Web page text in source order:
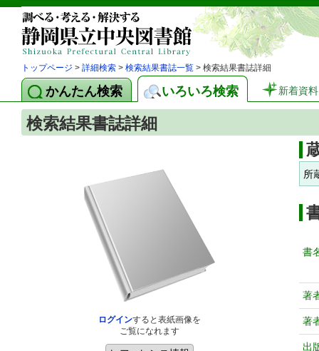
トップページ > 詳細検索 > 検索結果書誌一覧 > 検索結果書誌詳細
かんたん検索 いろいろ検索 新着資料
検索結果書誌詳細
ログインすると表紙画像を
ご覧になれます
所
書
著
著
出